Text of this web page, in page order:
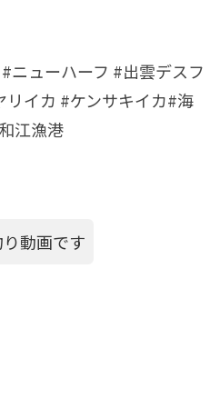
ニューハーフ #出雲デスフ
イカ #ケンサキイカ#海
江漁港
動画です